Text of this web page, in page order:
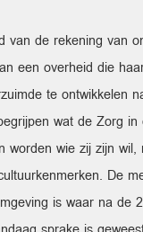
van de rekening van
een overheid die
te ontwikkelen
wat de Zorg
worden wie zij zijn
De
is waar na de 2